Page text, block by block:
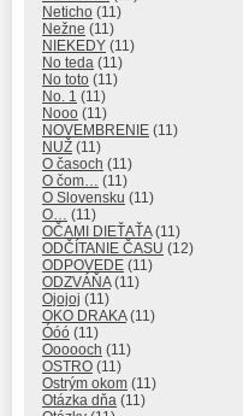
Neticho (11)
Nežne (11)
NIEKEDY (11)
No teda (11)
No toto (11)
No. 1 (11)
Nooo (11)
NOVEMBRENIE (11)
NUŽ (11)
O časoch (11)
O čom…
(11)
O Slovensku (11)
O…
(11)
OČAMI DIEŤAŤA(11)
ODČÍTANIE ČASU (12)
ODPOVEDE (11)
ODZVÁŇA(11)
Ojojoj (11)
OKO DRAKA(11)
Óóó (11)
Oooooch (11)
OSTRO (11)
Ostrým okom (11)
Otázka dňa (11)